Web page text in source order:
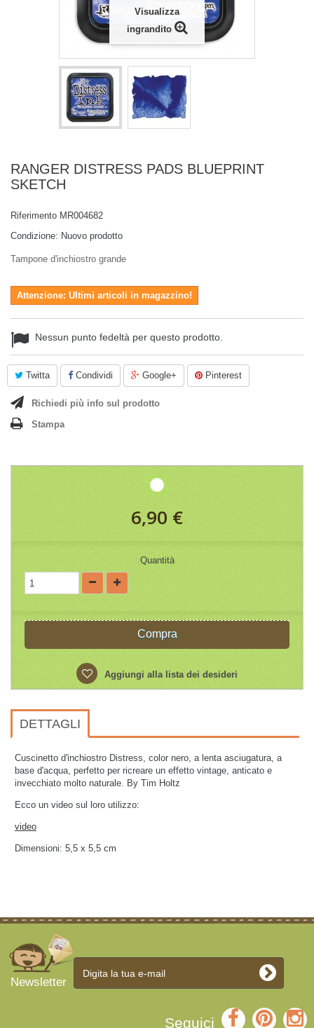
Visualizza
ingrandito
RANGER DISTRESS PADS BLUEPRINT
SKETCH
Riferimento MR004682
Condizione: Nuovo prodotto
Tampone d'inchiostro grande
Attenzione: Ultimi articoli in magazzino!
Nessun punto fedeltà per questo prodotto.
Twitta Condividi Google+ Pinterest
Richiedi più info sul prodotto
Stampa
6,90 €
Quantità
Compra
Aggiungi alla lista dei desideri
DETTAGLI
Cuscinetto d'inchiostro Distress, color nero, a lenta asciugatura, a
base d'acqua, perfetto per ricreare un effetto vintage, anticato e
invecchiato molto naturale. By Tim Holtz
Ecco un video sul loro utilizzo:
video
Dimensioni: 5,5 x 5,5 cm
Newsletter
Seguici